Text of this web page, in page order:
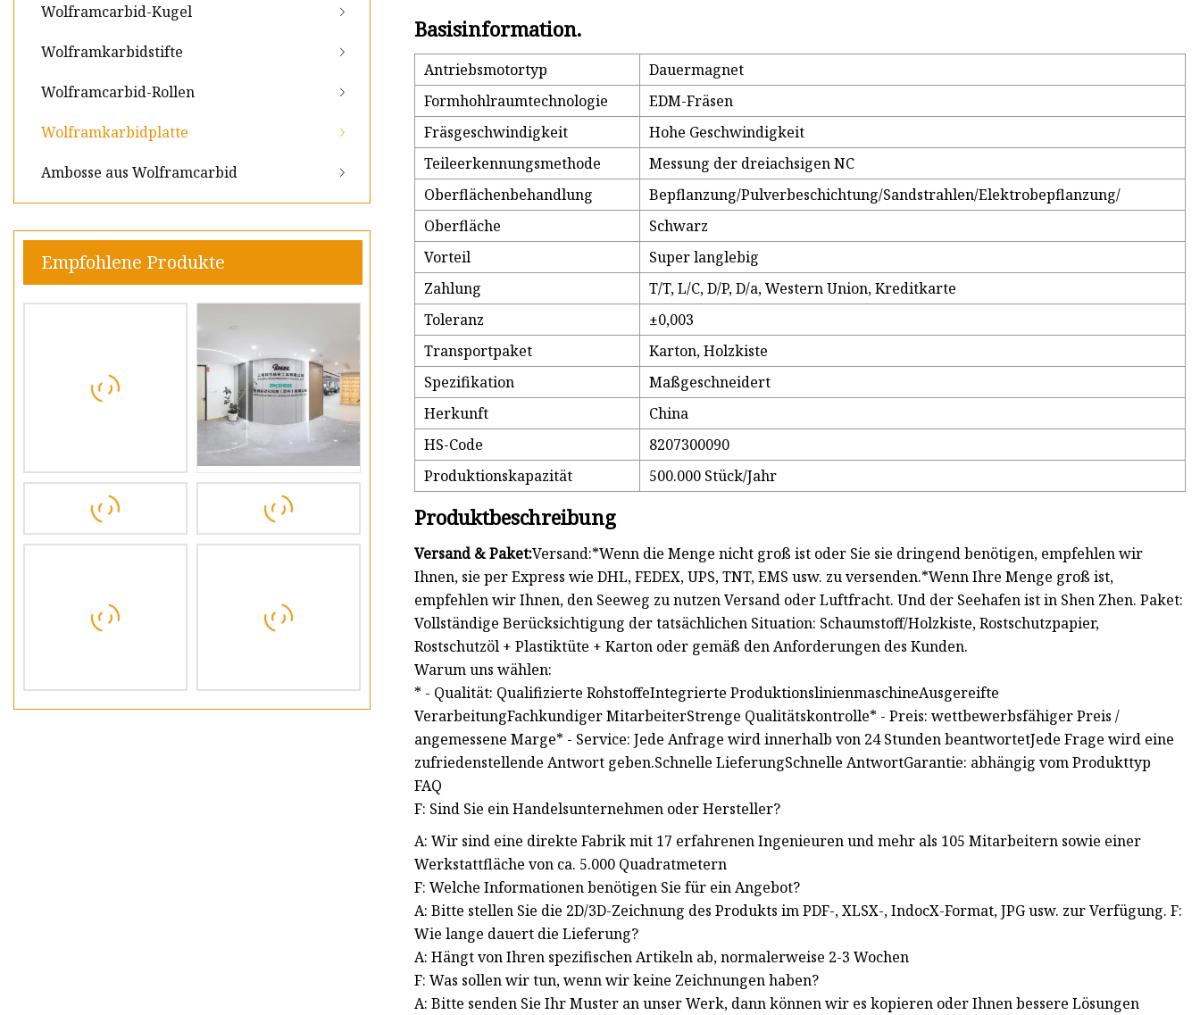
Wolframcarbid-Kugel
Wolframkarbidstifte
Wolframcarbid-Rollen
Wolframkarbidplatte
Ambosse aus Wolframcarbid
Empfohlene Produkte
Basisinformation.
Antriebsmotortyp
Dauermagnet
Formhohlraumtechnologie
EDM-Fräsen
Fräsgeschwindigkeit
Hohe Geschwindigkeit
Teileerkennungsmethode
Messung der dreiachsigen NC
Oberflächenbehandlung
Bepflanzung/Pulverbeschichtung/Sandstrahlen/Elektrobepflanzung/
Oberfläche
Schwarz
Vorteil
Super langlebig
Zahlung
T/T, L/C, D/P, D/a, Western Union, Kreditkarte
Toleranz
±0,003
Transportpaket
Karton, Holzkiste
Spezifikation
Maßgeschneidert
Herkunft
China
HS-Code
8207300090
Produktionskapazität
500.000 Stück/Jahr
Produktbeschreibung
Versand & Paket:Versand:*Wenn die Menge nicht groß ist oder Sie sie dringend benötigen, empfehlen wir
Ihnen, sie per Express wie DHL, FEDEX, UPS, TNT, EMS usw. zu versenden.*Wenn Ihre Menge groß ist,
empfehlen wir Ihnen, den Seeweg zu nutzen Versand oder Luftfracht. Und der Seehafen ist in Shen Zhen. Paket:
Vollständige Berücksichtigung der tatsächlichen Situation: Schaumstoff/Holzkiste, Rostschutzpapier,
Rostschutzöl + Plastiktüte + Karton oder gemäß den Anforderungen des Kunden.
Warum uns wählen:
* - Qualität: Qualifizierte RohstoffeIntegrierte ProduktionslinienmaschineAusgereifte
VerarbeitungFachkundiger MitarbeiterStrenge Qualitätskontrolle* - Preis: wettbewerbsfähiger Preis /
angemessene Marge* - Service: Jede Anfrage wird innerhalb von 24 Stunden beantwortetJede Frage wird eine
zufriedenstellende Antwort geben.Schnelle LieferungSchnelle AntwortGarantie: abhängig vom Produkttyp
FAQ
F: Sind Sie ein Handelsunternehmen oder Hersteller?
A: Wir sind eine direkte Fabrik mit 17 erfahrenen Ingenieuren und mehr als 105 Mitarbeitern sowie einer
Werkstattfläche von ca. 5.000 Quadratmetern
F: Welche Informationen benötigen Sie für ein Angebot?
A: Bitte stellen Sie die 2D/3D-Zeichnung des Produkts im PDF-, XLSX-, IndocX-Format, JPG usw. zur Verfügung. F:
Wie lange dauert die Lieferung?
A: Hängt von Ihren spezifischen Artikeln ab, normalerweise 2-3 Wochen
F: Was sollen wir tun, wenn wir keine Zeichnungen haben?
A: Bitte senden Sie Ihr Muster an unser Werk, dann können wir es kopieren oder Ihnen bessere Lösungen